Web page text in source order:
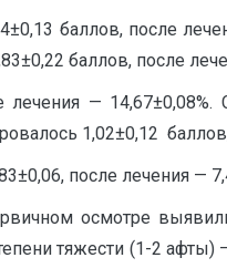
баллов, после
баллов, после
— 14,67±0,08%.
1,02±0,12
после лечения —
осмотре
тяжести (1-2